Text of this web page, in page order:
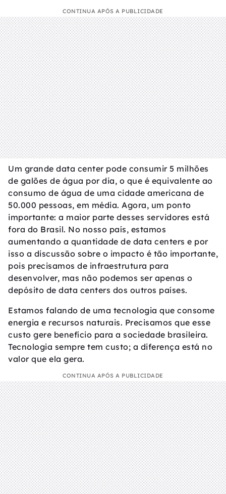
CONTINUA APÓS A PUBLICIDADE
Um grande data center pode consumir 5 milhões
de galões de água por dia, o que é equivalente ao
consumo de água de uma cidade americana de
50.000 pessoas, em média. Agora, um ponto
importante: a maior parte desses servidores está
fora do Brasil. No nosso país, estamos
aumentando a quantidade de data centers e por
isso a discussão sobre o impacto é tão importante,
pois precisamos de infraestrutura para
desenvolver, mas não podemos ser apenas o
depósito de data centers dos outros países.
Estamos falando de uma tecnologia que consome
energia e recursos naturais. Precisamos que esse
custo gere benefício para a sociedade brasileira.
Tecnologia sempre tem custo; a diferença está no
valor que ela gera.
CONTINUA APÓS A PUBLICIDADE